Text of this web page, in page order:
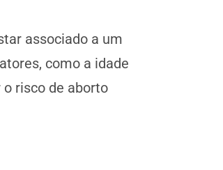
associado a um
como a idade
risco de aborto